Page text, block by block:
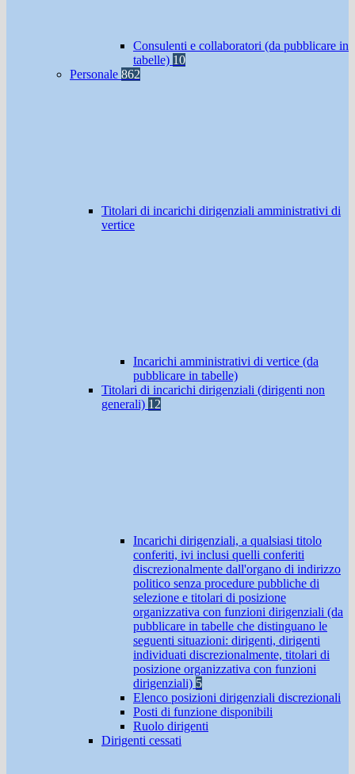
Consulenti e collaboratori (da pubblicare in
tabelle) 10
Personale 862
Titolari di incarichi dirigenziali amministrativi di
vertice
Incarichi amministrativi di vertice (da
pubblicare in tabelle)
Titolari di incarichi dirigenziali (dirigenti non
generali) 12
Incarichi dirigenziali, a qualsiasi titolo
conferiti, ivi inclusi quelli conferiti
discrezionalmente dall'organo di indirizzo
politico senza procedure pubbliche di
selezione e titolari di posizione
organizzativa con funzioni dirigenziali (da
pubblicare in tabelle che distinguano le
seguenti situazioni: dirigenti, dirigenti
individuati discrezionalmente, titolari di
posizione organizzativa con funzioni
dirigenziali) 5
Elenco posizioni dirigenziali discrezionali
Posti di funzione disponibili
Ruolo dirigenti
Dirigenti cessati